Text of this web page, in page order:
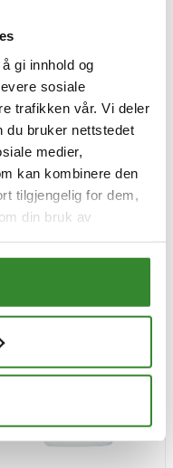
gi innhold og
sosiale
trafikken vår. Vi deler
du bruker nettstedet
medier,
kan kombinere den
tilgjengelig for dem,
din bruk av
Sun maxpower 80stk.
201,72 /stk
pris
2,52 /stk | 80,00 stk
Tilgjengelig
Kjøp